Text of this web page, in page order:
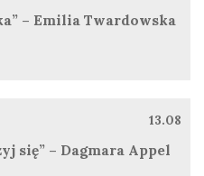
– Emilia Twardowska
się” – Dagmara Appel
13.08